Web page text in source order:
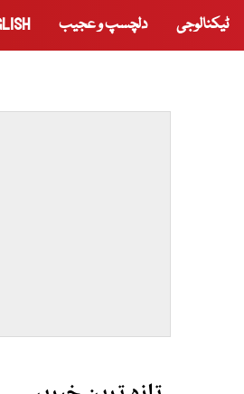
ٹیکنالوجی دلچسپ و عجیب